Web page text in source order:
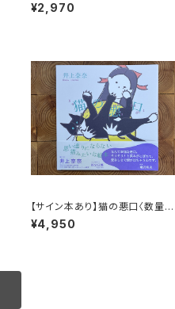
¥2,970
【サイン本あり】猫の悪口〈数量限
定・オリジナルトート付き〉
¥4,950